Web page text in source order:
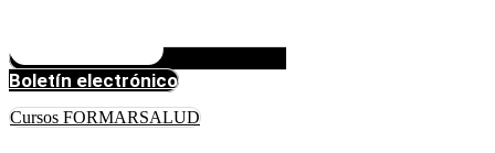
Boletín electrónico
Cursos FORMARSALUD